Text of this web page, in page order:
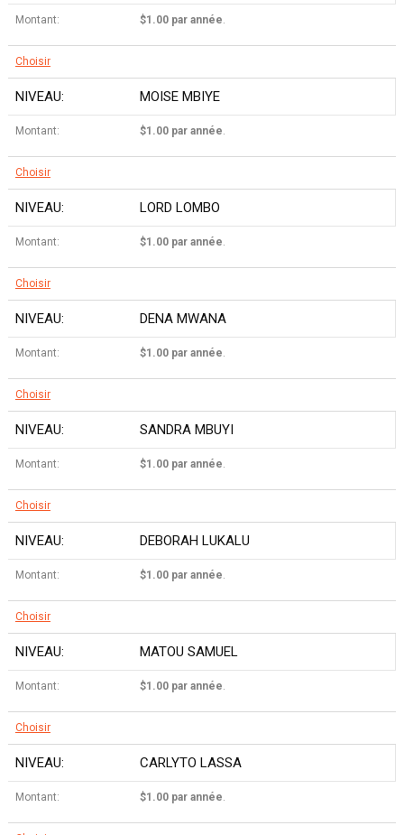
$1.00 par année.
Choisir
MOISE MBIYE
$1.00 par année.
Choisir
LORD LOMBO
$1.00 par année.
Choisir
DENA MWANA
$1.00 par année.
Choisir
SANDRA MBUYI
$1.00 par année.
Choisir
DEBORAH LUKALU
$1.00 par année.
Choisir
MATOU SAMUEL
$1.00 par année.
Choisir
CARLYTO LASSA
$1.00 par année.